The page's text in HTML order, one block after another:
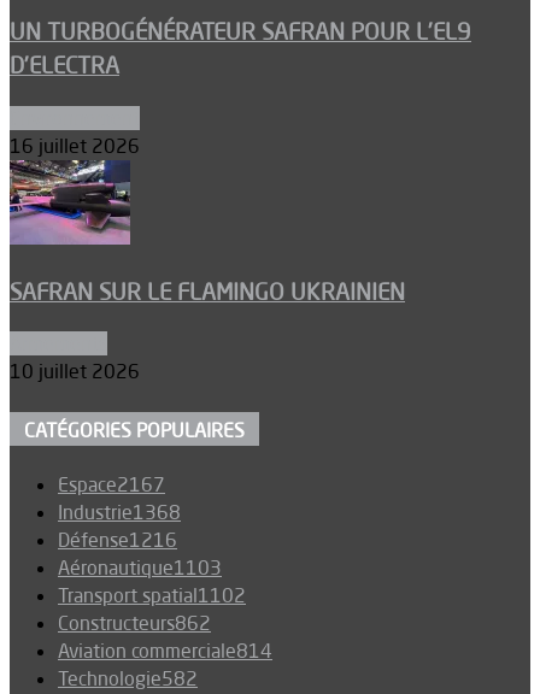
UN TURBOGÉNÉRATEUR SAFRAN POUR L’EL9
D’ELECTRA
16 juillet 2026
SAFRAN SUR LE FLAMINGO UKRAINIEN
10 juillet 2026
CATÉGORIES POPULAIRES
Espace2167
Industrie1368
Défense1216
Aéronautique1103
Transport spatial1102
Constructeurs862
Aviation commerciale814
Technologie582